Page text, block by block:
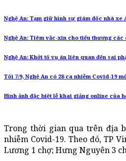
Nghệ An: Tạm giữ hình sự giám đốc nhà
Nghệ An: Tiêm vắc-xin cho tiểu thương các
Nghệ An: Khởi tố vụ án liên quan đến sai
Tối 7/9, Nghệ An có 28 ca nhiễm Covid-19
Hình ảnh đặc biệt lễ khai giảng online của
Trong thời gian qua trên địa
nhiễm Covid-19. Theo đó, TP
Lương 1 chợ; Hưng Nguyên 3